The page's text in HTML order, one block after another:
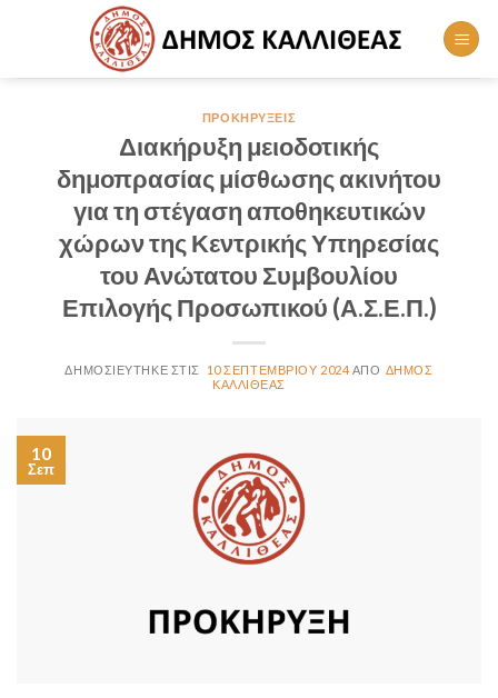
ΠΡΟΚΗΡΎΞΕΙΣ
Διακήρυξη μειοδοτικής
δημοπρασίας μίσθωσης ακινήτου
για τη στέγαση αποθηκευτικών
χώρων της Κεντρικής Υπηρεσίας
του Ανώτατου Συμβουλίου
Επιλογής Προσωπικού (Α.Σ.Ε.Π.)
10 ΣΕΠΤΕΜΒΡΊΟΥ 2024
ΔΉΜΟΣ
ΚΑΛΛΙΘΈΑΣ
10
Σεπ